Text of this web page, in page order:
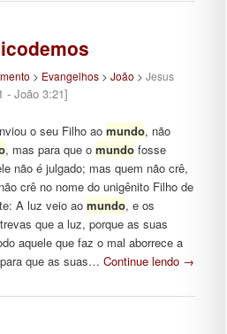
> Evangelhos> João > Jesus
- João 3:21]
o seu Filho ao mundo, não
, mas para que o mundofosse
não é julgado; mas quem não crê,
crê no nome do unigênito Filho de
A luz veio ao mundo, e os
que a luz, porque as suas
aquele que faz o mal aborrece a
que as suas… Continue lendo →